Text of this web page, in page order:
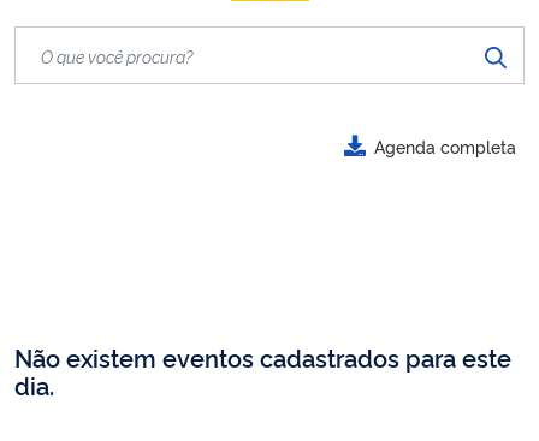
Agenda completa
Não existem eventos cadastrados para este
dia.